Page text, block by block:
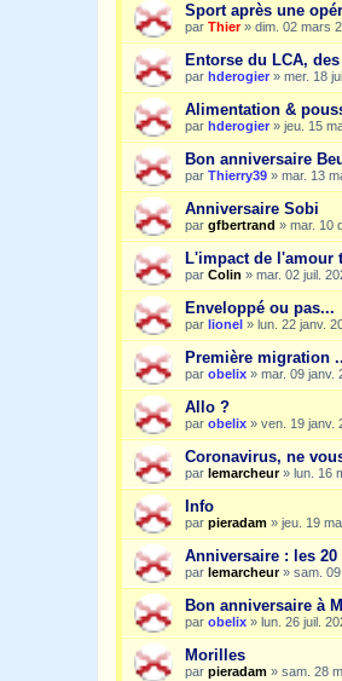
Sport après une
par Thier» dim. 02 mars
Entorse du LCA,
par hderogier » mer. 18
Alimentation &
par hderogier » jeu. 15
Bon anniversaire
par Thierry39 » mar. 13
Anniversaire Sobi
par gfbertrand » mar. 10
L'impact de l'amour
par Colin » mar. 02 juil.
Enveloppé ou pas...
par lionel » lun. 22 janv.
Première migration
par obelix » mar. 09 janv.
Allo ?
par obelix » ven. 19 janv.
Coronavirus, ne
par lemarcheur» lun. 16
Info
par pieradam » jeu. 19
Anniversaire : les
par lemarcheur» sam.
Bon anniversaire à
par obelix » lun. 26 juil.
Morilles
par pieradam » sam. 28